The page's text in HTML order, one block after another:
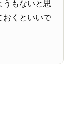
うもないと思
おくといいで